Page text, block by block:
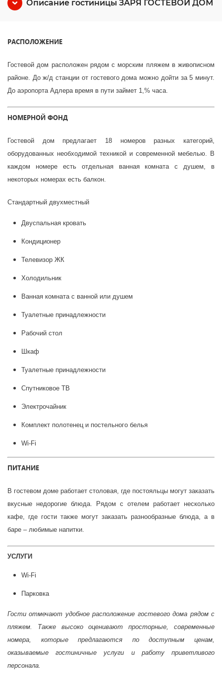
Описание гостиницы ЗАРЯ ГОСТЕВОЙ ДОМ
РАСПОЛОЖЕНИЕ
Гостевой дом расположен рядом с морским пляжем в живописном
районе. До ж/д станции от гостевого дома можно дойти за 5 минут.
До аэропорта Адлера время в пути займет 1,% часа.
НОМЕРНОЙ ФОНД
Гостевой дом предлагает 18 номеров разных категорий,
оборудованных необходимой техникой и современной мебелью. В
каждом номере есть отдельная ванная комната с душем, в
некоторых номерах есть балкон.
Стандартный двухместный
Двуспальная кровать
Кондиционер
Телевизор ЖК
Холодильник
Ванная комната с ванной или душем
Туалетные принадлежности
Рабочий стол
Шкаф
Туалетные принадлежности
Спутниковое ТВ
Электрочайник
Комплект полотенец и постельного белья
Wi-Fi
ПИТАНИЕ
В гостевом доме работает столовая, где постояльцы могут заказать
вкусные недорогие блюда. Рядом с отелем работает несколько
кафе, где гости также могут заказать разнообразные блюда, а в
баре – любимые напитки.
УСЛУГИ
Wi-Fi
Парковка
Гости отмечают удобное расположение гостевого дома рядом с
пляжем. Также высоко оценивают просторные, современные
номера, которые предлагаются по доступным ценам,
оказываемые гостиничные услуги и работу приветливого
персонала.